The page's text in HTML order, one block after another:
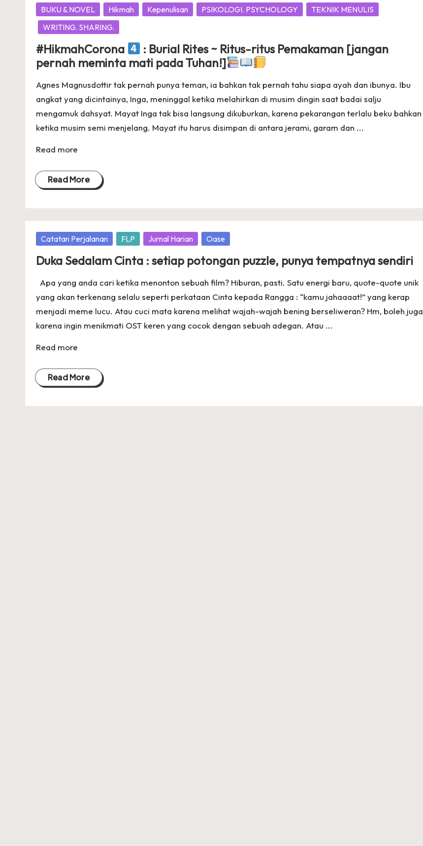
Posted
in
BUKU & NOVEL Hikmah Kepenulisan PSIKOLOGI. PSYCHOLOGY
TEKNIK MENULIS
WRITING. SHARING.
#HikmahCorona
: Burial Rites ~ Ritus-ritus Pemakaman [jangan
pernah meminta mati pada Tuhan!]
Agnes Magnusdottir tak pernah punya teman, ia bahkan tak pernah tahu siapa ayah dan ibunya. Ibu
angkat yang dicintainya, Inga, meninggal ketika melahirkan di musim dingin saat badai salju
mengamuk dahsyat. Mayat Inga tak bisa langsung dikuburkan, karena pekarangan terlalu beku bahkan
ketika musim semi menjelang. Mayat itu harus disimpan di antara jerami, garam dan ...
Read more
Read More
Posted
Catatan Perjalanan FLP Jurnal Harian Oase
Duka Sedalam Cinta : setiap potongan puzzle, punya tempatnya sendiri
Apa yang anda cari ketika menonton sebuah film? Hiburan, pasti. Satu energi baru, quote-quote unik
yang akan terkenang selalu seperti perkataan Cinta kepada Rangga : “kamu jahaaaat!” yang kerap
menjadi meme lucu. Atau cuci mata karena melihat wajah-wajah bening berseliweran? Hm, boleh juga
karena ingin menikmati OST keren yang cocok dengan sebuah adegan. Atau ...
Read more
Read More